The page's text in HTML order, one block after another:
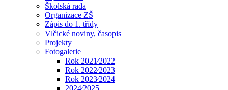
Školská rada
Organizace ZŠ
Zápis do 1. třídy
Vlčické noviny, časopis
Projekty
Fotogalerie
Rok 2021⁄2022
Rok 2022⁄2023
Rok 2023⁄2024
2024⁄2025